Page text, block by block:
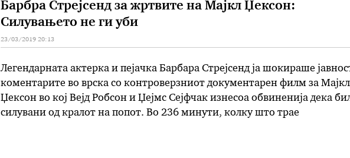
Барбра Стрејсенд за жртвите на Мајкл Џексон:
Силувањето не ги уби
23/03/2019 20:13
Легендарната актерка и пејачка Барбара Стрејсенд ја шокираше
коментарите во врска со контроверзниот документарен филм за Мајкл
Џексон во кој Вејд Робсон и Џејмс Сејфчак изнесоа обвиненија дека
силувани од кралот на попот. Во 236 минути, колку што трае